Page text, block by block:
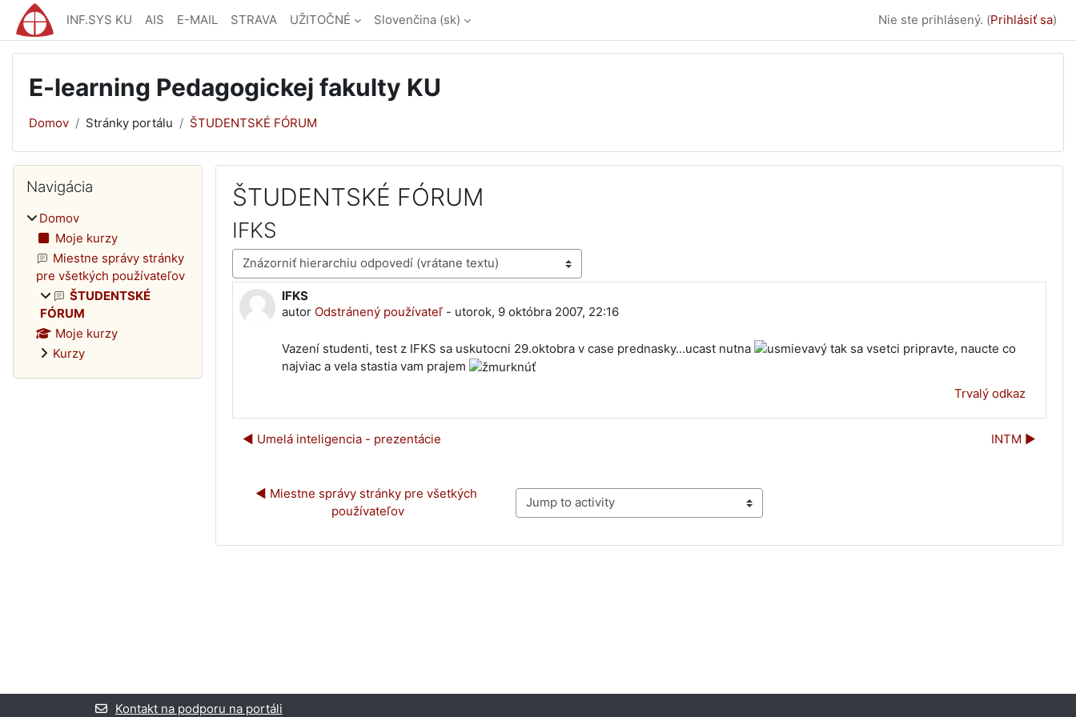
Preskočiť na hlavný obsah
INF.SYS KU AIS E-MAIL STRAVA UŽITOČNÉ Slovenčina ‎(sk)‎ Nie ste prihlásený. (Prihlásiť sa)
E-learning Pedagogickej fakulty KU
Domov Stránky portálu ŠTUDENTSKÉ FÓRUM
ŠTUDENTSKÉ FÓRUM
IFKS
Mód zobrazenia
IFKS
autor Odstránený používateľ- utorok, 9 októbra 2007, 22:16
Počet odpovedí: 0
Vazení studenti, test z IFKS sa uskutocni 29.oktobra v case prednasky...ucast nutna
tak sa vsetci pripravte, naucte co
najviac a vela stastia vam prajem
Trvalý odkaz
◀︎ Umelá inteligencia - prezentácie INTM ▶︎
◀︎ Miestne správy stránky pre všetkých
používateľov
Jump to activity
Bloky
Navigácia
Domov
Moje kurzy
Miestne správy stránky
pre všetkých používateľov
ŠTUDENTSKÉ
FÓRUM
Moje kurzy
Kurzy
Kontakt na podporu na portáli